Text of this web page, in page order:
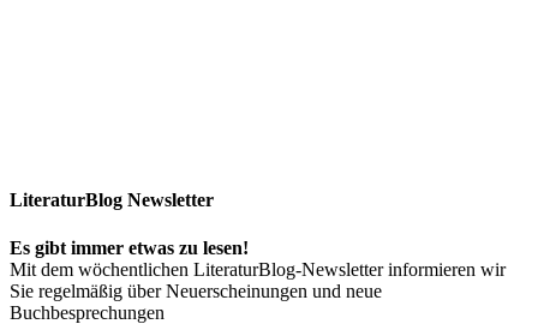
LiteraturBlog Newsletter
Es gibt immer etwas zu lesen!
Mit dem wöchentlichen LiteraturBlog-Newsletter informieren wir
Sie regelmäßig über Neuerscheinungen und neue
Buchbesprechungen